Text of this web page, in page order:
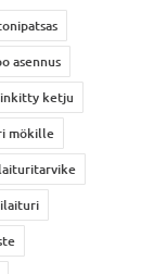
asennus
ketju
mökille
laituritarvike